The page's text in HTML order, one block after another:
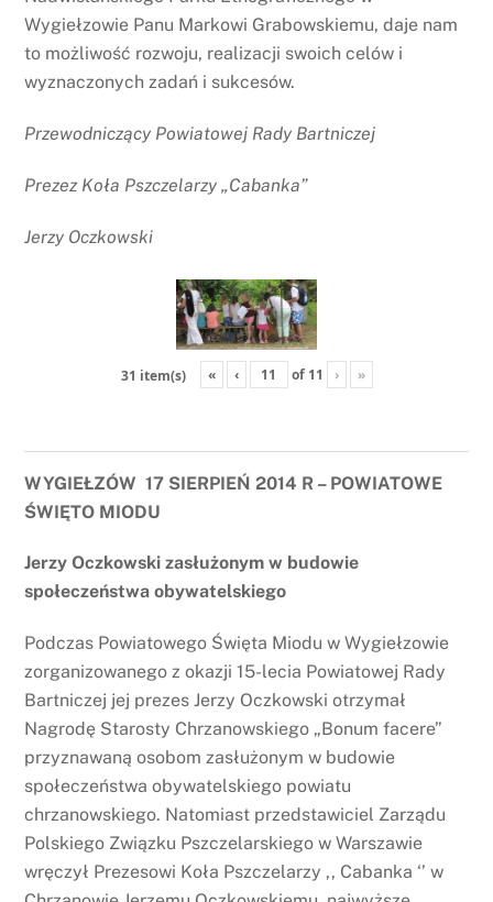
Wygiełzowie Panu Markowi Grabowskiemu, daje nam
to możliwość rozwoju, realizacji swoich celów i
wyznaczonych zadań i sukcesów.
Przewodniczący Powiatowej Rady Bartniczej
Prezez Koła Pszczelarzy „Cabanka”
Jerzy Oczkowski
31 item(s) « ‹ of 11 › »
WYGIEŁZÓW 17 SIERPIEŃ 2014 R – POWIATOWE
ŚWIĘTO MIODU
Jerzy Oczkowski zasłużonym w budowie
społeczeństwa obywatelskiego
Podczas Powiatowego Święta Miodu w Wygiełzowie
zorganizowanego z okazji 15-lecia Powiatowej Rady
Bartniczej jej prezes Jerzy Oczkowski otrzymał
Nagrodę Starosty Chrzanowskiego „Bonum facere”
przyznawaną osobom zasłużonym w budowie
społeczeństwa obywatelskiego powiatu
chrzanowskiego. Natomiast przedstawiciel Zarządu
Polskiego Związku Pszczelarskiego w Warszawie
wręczył Prezesowi Koła Pszczelarzy ,, Cabanka ‘’ w